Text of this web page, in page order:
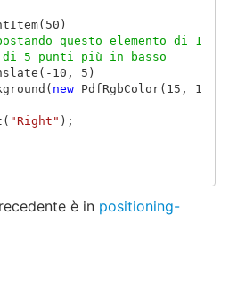
( 50 )
questo elemento di 1
5 punti più in basso
(- 10 , 5 )
( new PdfRgbColor( 15 ,
1
( "Right" );
è in positioning-